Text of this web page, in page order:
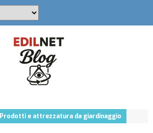
Prodotti e attrezzatura da giardinaggio